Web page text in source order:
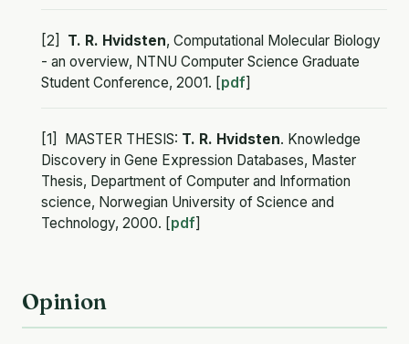
[2] T. R. Hvidsten, Computational Molecular Biology
- an overview, NTNU Computer Science Graduate
Student Conference, 2001. [pdf]
[1] MASTER THESIS: T. R. Hvidsten. Knowledge
Discovery in Gene Expression Databases, Master
Thesis, Department of Computer and Information
science, Norwegian University of Science and
Technology, 2000. [pdf]
Opinion